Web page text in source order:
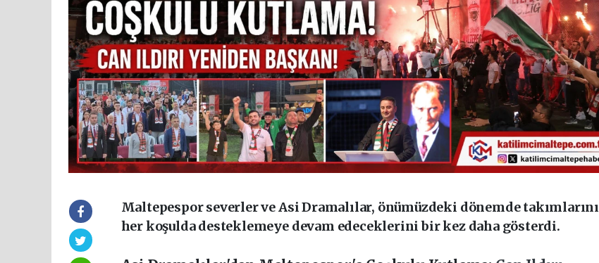
Maltepespor severler ve Asi Dramalılar, önümüzdeki dönemde takımlarını
her koşulda desteklemeye devam edeceklerini bir kez daha gösterdi.